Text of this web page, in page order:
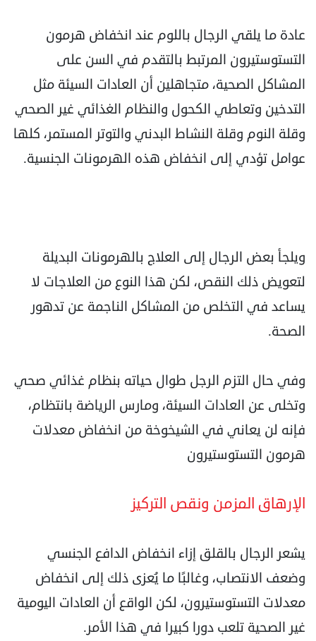
عادة ما يلقي الرجال باللوم عند انخفاض هرمون
التستوستيرون المرتبط بالتقدم في السن على
المشاكل الصحية، متجاهلين أن العادات السيئة مثل
التدخين وتعاطي الكحول والنظام الغذائي غير الصحي
وقلة النوم وقلة النشاط البدني والتوتر المستمر، كلها
عوامل تؤدي إلى انخفاض هذه الهرمونات الجنسية.
ويلجأ بعض الرجال إلى العلاج بالهرمونات البديلة
لتعويض ذلك النقص، لكن هذا النوع من العلاجات لا
يساعد في التخلص من المشاكل الناجمة عن تدهور
الصحة.
وفي حال التزم الرجل طوال حياته بنظام غذائي صحي
وتخلى عن العادات السيئة، ومارس الرياضة بانتظام،
فإنه لن يعاني في الشيخوخة من انخفاض معدلات
هرمون التستوستيرون
الإرهاق المزمن ونقص التركيز
يشعر الرجال بالقلق إزاء انخفاض الدافع الجنسي
وضعف الانتصاب، وغالبًا ما يُعزى ذلك إلى انخفاض
معدلات التستوستيرون، لكن الواقع أن العادات اليومية
غير الصحية تلعب دورا كبيرا في هذا الأمر.